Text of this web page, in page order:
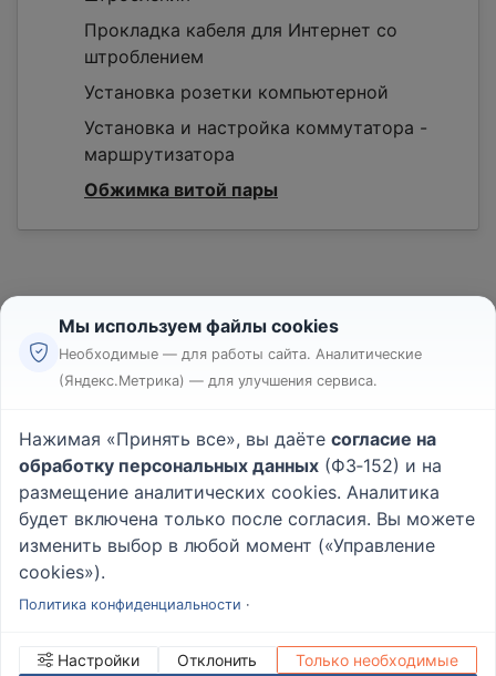
Прокладка кабеля для Интернет со
штроблением
Установка розетки компьютерной
Установка и настройка коммутатора -
маршрутизатора
Обжимка витой пары
Реклама
Пользовательское соглашение
Политика конфиденциальности
Вопрос - Ответ|О проекте
Мы используем файлы cookies
Необходимые — для работы сайта. Аналитические
(Яндекс.Метрика) — для улучшения сервиса.
Нажимая «Принять все», вы даёте согласие на
обработку персональных данных (ФЗ‑152) и на
размещение аналитических cookies. Аналитика
будет включена только после согласия. Вы можете
изменить выбор в любой момент («Управление
cookies»).
Политика конфиденциальности ·
Настройки Отклонить Только необходимые